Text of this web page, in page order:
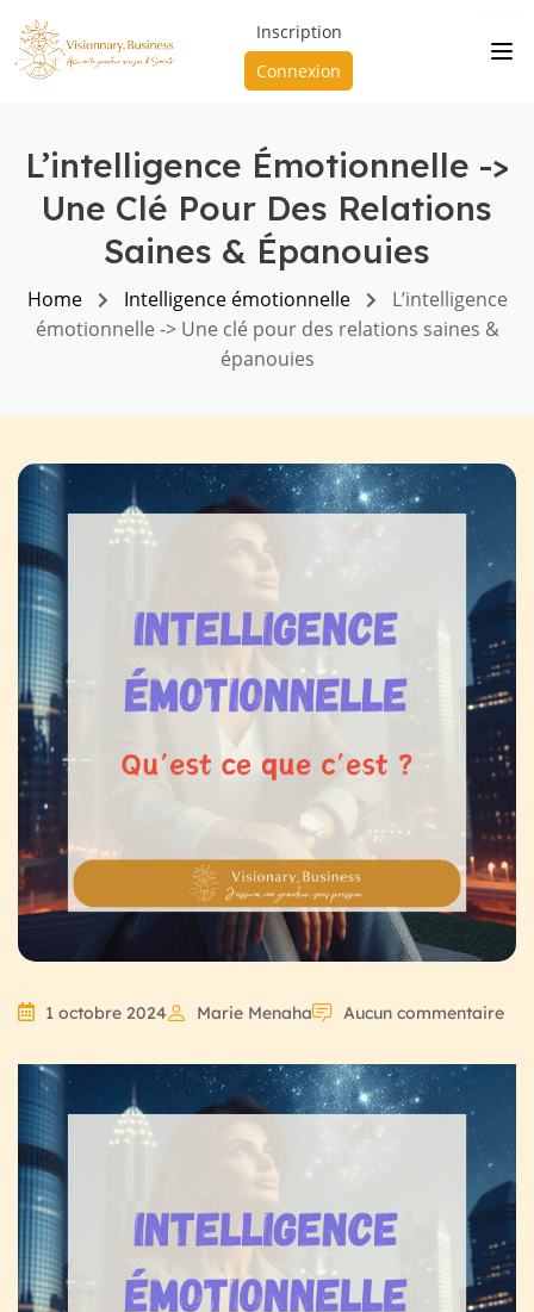
Inscription
Connexion
L’intelligence Émotionnelle ->
Une Clé Pour Des Relations
Saines & Épanouies
Home Intelligence émotionnelle
L’intelligence
émotionnelle -> Une clé pour des relations saines &
épanouies
1 octobre 2024 Marie Menaha Aucun commentaire